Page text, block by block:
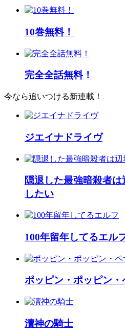
10巻無料！
完全全話無料！
今なら追いつける新連載！
ジエイナドライヴ
隠退した最強暗殺者
したい
100年留年してるエル
ポッピン・ポッピン・
瀆神の騎士